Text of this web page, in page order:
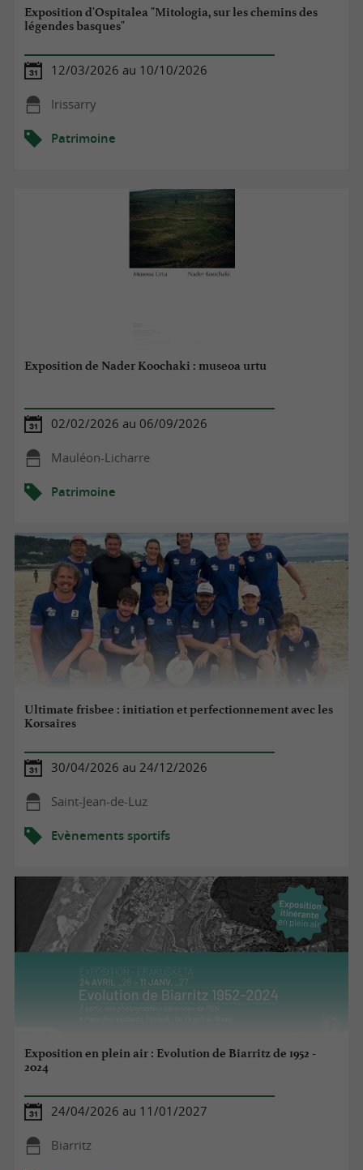
Exposition d'Ospitalea "Mitologia, sur les chemins des
légendes basques"
12/03/2026 au 10/10/2026
Irissarry
Patrimoine
Exposition de Nader Koochaki : museoa urtu
02/02/2026 au 06/09/2026
Mauléon-Licharre
Patrimoine
Ultimate frisbee : initiation et perfectionnement avec les
Korsaires
30/04/2026 au 24/12/2026
Saint-Jean-de-Luz
Evènements sportifs
Exposition en plein air : Evolution de Biarritz de 1952 -
2024
24/04/2026 au 11/01/2027
Biarritz